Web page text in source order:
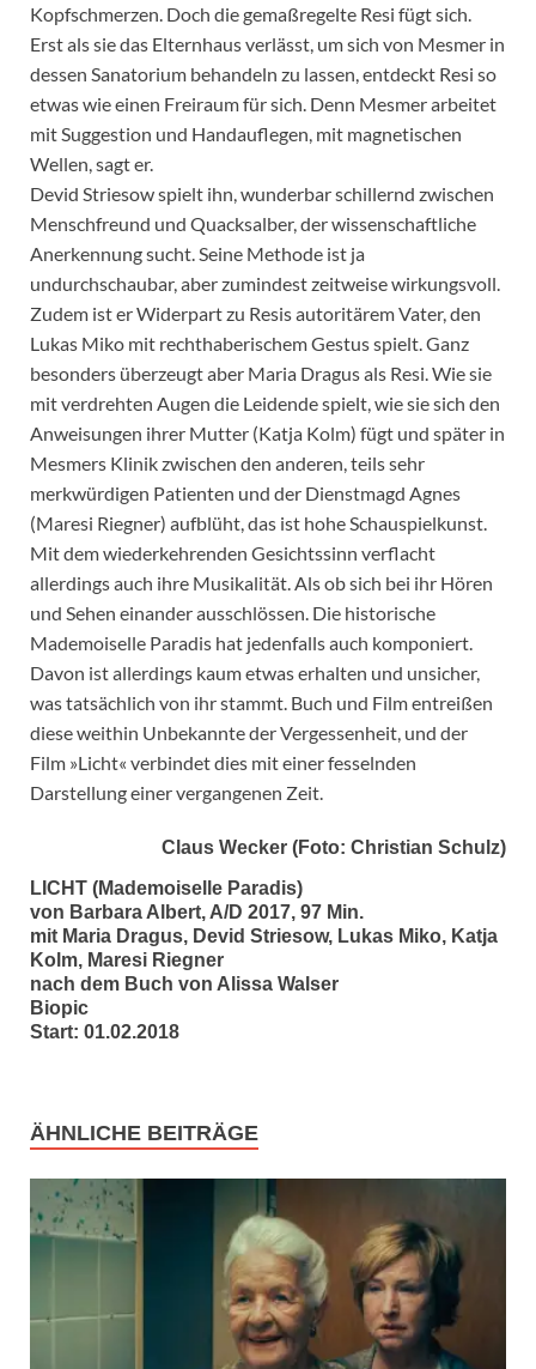
Kopfschmerzen. Doch die gemaßregelte Resi fügt sich.
Erst als sie das Elternhaus verlässt, um sich von Mesmer in
dessen Sanatorium behandeln zu lassen, entdeckt Resi so
etwas wie einen Freiraum für sich. Denn Mesmer arbeitet
mit Suggestion und Handauflegen, mit magnetischen
Wellen, sagt er.
Devid Striesow spielt ihn, wunderbar schillernd zwischen
Menschfreund und Quacksalber, der wissenschaftliche
Anerkennung sucht. Seine Methode ist ja
undurchschaubar, aber zumindest zeitweise wirkungsvoll.
Zudem ist er Widerpart zu Resis autoritärem Vater, den
Lukas Miko mit rechthaberischem Gestus spielt. Ganz
besonders überzeugt aber Maria Dragus als Resi. Wie sie
mit verdrehten Augen die Leidende spielt, wie sie sich den
Anweisungen ihrer Mutter (Katja Kolm) fügt und später in
Mesmers Klinik zwischen den anderen, teils sehr
merkwürdigen Patienten und der Dienstmagd Agnes
(Maresi Riegner) aufblüht, das ist hohe Schauspielkunst.
Mit dem wiederkehrenden Gesichtssinn verflacht
allerdings auch ihre Musikalität. Als ob sich bei ihr Hören
und Sehen einander ausschlössen. Die historische
Mademoiselle Paradis hat jedenfalls auch komponiert.
Davon ist allerdings kaum etwas erhalten und unsicher,
was tatsächlich von ihr stammt. Buch und Film entreißen
diese weithin Unbekannte der Vergessenheit, und der
Film »Licht« verbindet dies mit einer fesselnden
Darstellung einer vergangenen Zeit.
Claus Wecker (Foto: Christian Schulz)
LICHT (Mademoiselle Paradis)
von Barbara Albert, A/D 2017, 97 Min.
mit Maria Dragus, Devid Striesow, Lukas Miko, Katja
Kolm, Maresi Riegner
nach dem Buch von Alissa Walser
Biopic
Start: 01.02.2018
ÄHNLICHE BEITRÄGE